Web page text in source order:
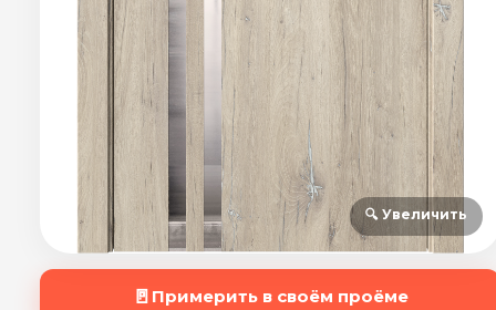
🔍 Увеличить
🚪 Примерить в своём проёме